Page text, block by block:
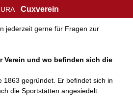
Cuxverein
jederzeit gerne für Fragen zur
Verein und wo befinden sich die
1863 gegründet. Er befindet sich in
die Sportstätten angesiedelt.